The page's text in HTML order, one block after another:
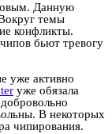
Данную
темы
конфликты.
бьют тревогу
уже активно
уже обязала
В некоторых
чипирования.